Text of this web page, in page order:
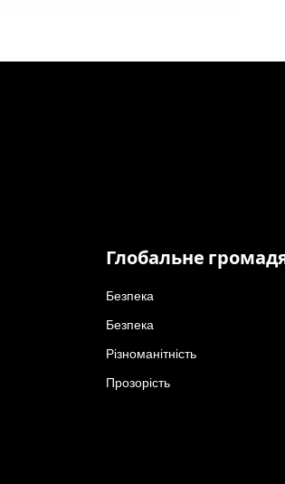
Глобальне
Безпека
Безпека
Різноманітність
Прозорість